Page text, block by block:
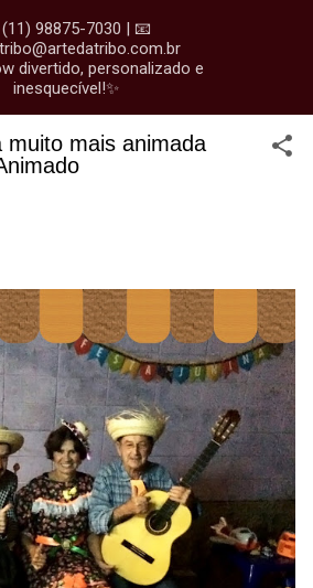
98875-7030 | 📧
divertido, personalizado e
inesquecível!✨
muito mais animada